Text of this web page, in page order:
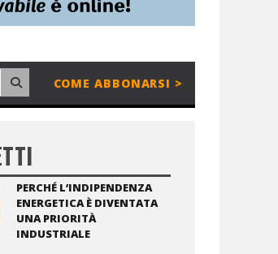
COME ABBONARSI >
PERCHÉ L’INDIPENDENZA
ENERGETICA È DIVENTATA
UNA PRIORITÀ
INDUSTRIALE